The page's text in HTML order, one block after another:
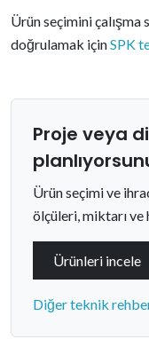
Ürün seçimini çalışma
doğrulamak içinSPK
Proje veya
Ürün seçimi ve
ölçüleri, miktarı ve
Ürünleri incele
Diğer teknik